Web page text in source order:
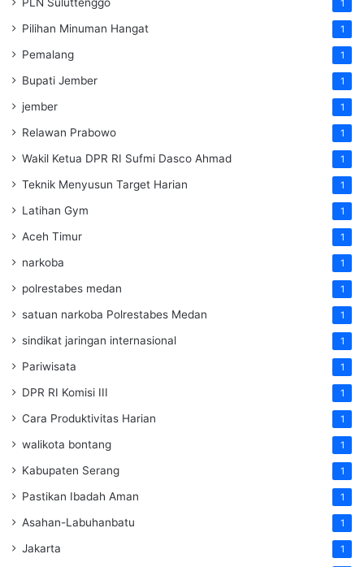
1
Pilihan Minuman Hangat 1
Pemalang 1
Bupati Jember 1
jember 1
Relawan Prabowo 1
Wakil Ketua DPR RI Sufmi Dasco Ahmad 1
Teknik Menyusun Target Harian 1
Latihan Gym 1
Aceh Timur 1
narkoba 1
polrestabes medan 1
satuan narkoba Polrestabes Medan 1
sindikat jaringan internasional 1
Pariwisata 1
DPR RI Komisi III 1
Cara Produktivitas Harian 1
walikota bontang 1
Kabupaten Serang 1
Pastikan Ibadah Aman 1
Asahan-Labuhanbatu 1
Jakarta 1